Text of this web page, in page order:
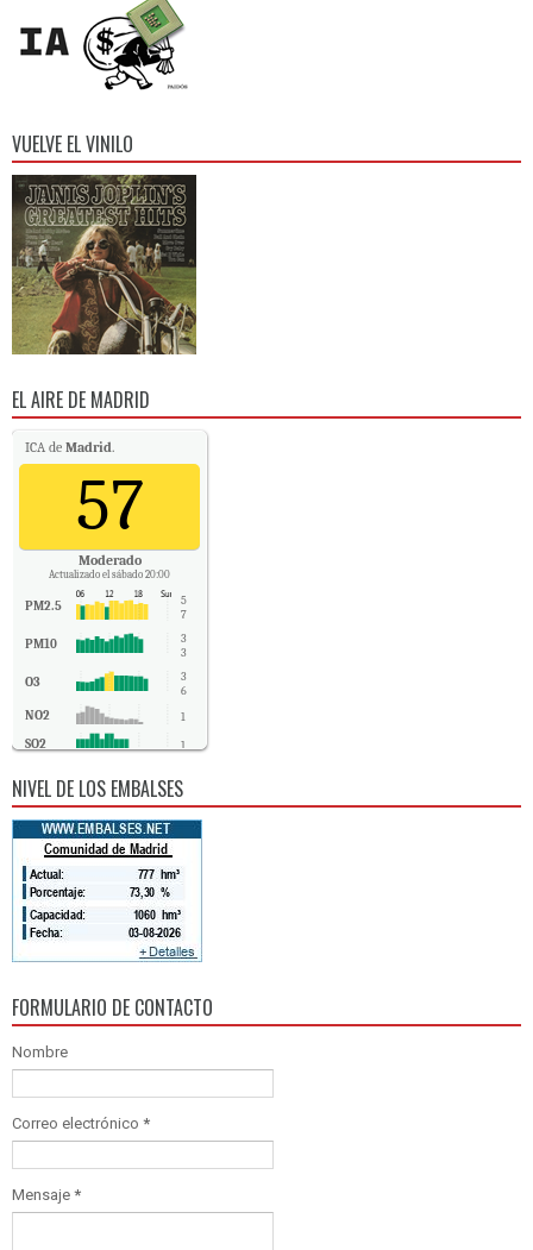
VUELVE EL VINILO
EL AIRE DE MADRID
ICA de Madrid.
57
Moderado
Actualizado el sábado 20:00
PM2.5
5
7
PM10
3
3
O3
3
6
NO2 1
SO2 1
NIVEL DE LOS EMBALSES
FORMULARIO DE CONTACTO
Nombre
Correo electrónico *
Mensaje *